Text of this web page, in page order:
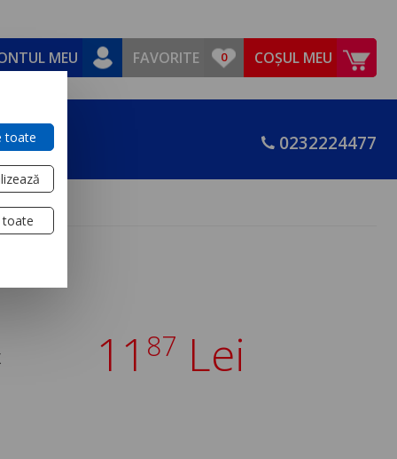
MEU FAVORITE COȘUL MEU
0232224477
11 87 Lei
toate
toate